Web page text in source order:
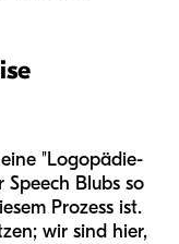
"Logopädie-
Blubs so
Prozess ist.
wir sind hier,